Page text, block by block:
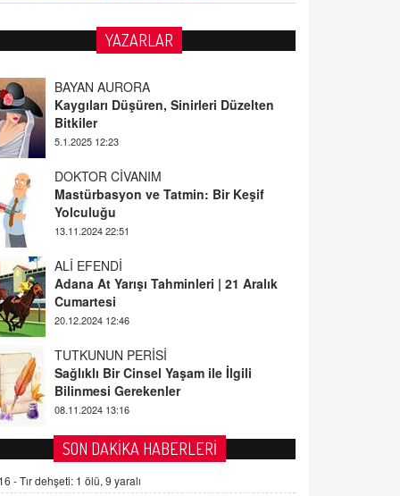
YAZARLAR
BAYAN AURORA
Kaygıları Düşüren, Sinirleri Düzelten
Bitkiler
5.1.2025 12:23
DOKTOR CİVANIM
Mastürbasyon ve Tatmin: Bir Keşif
Yolculuğu
13.11.2024 22:51
ALİ EFENDİ
Adana At Yarışı Tahminleri | 21 Aralık
Cumartesi
20.12.2024 12:46
TUTKUNUN PERİSİ
Sağlıklı Bir Cinsel Yaşam ile İlgili
Bilinmesi Gerekenler
08.11.2024 13:16
FARUK ÖNALAN
Tezkere Onaylanmasaydı…
2 Kasım 2021 Salı 00:11
SON DAKİKA HABERLERİ
-Tır dehşeti: 1 ölü, 9 yaralı